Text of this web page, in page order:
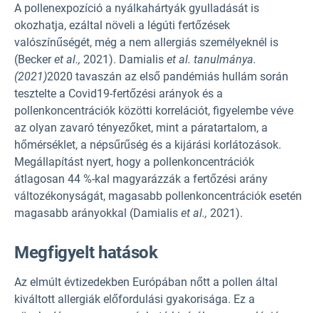
A pollenexpozíció a nyálkahártyák gyulladását is
okozhatja, ezáltal növeli a légúti fertőzések
valószínűségét, még a nem allergiás személyeknél is
(Beckeret al., 2021). Damialis et al. tanulmánya.
(2021)2020 tavaszán az első pandémiás hullám során
tesztelte a Covid19-fertőzési arányok és a
pollenkoncentrációk közötti korrelációt, figyelembe véve
az olyan zavaró tényezőket, mint a páratartalom, a
hőmérséklet, a népsűrűség és a kijárási korlátozások.
Megállapítást nyert, hogy a pollenkoncentrációk
átlagosan 44 %-kal magyarázzák a fertőzési arány
változékonyságát, magasabb pollenkoncentrációk esetén
magasabb arányokkal (Damialis et al., 2021).
Megfigyelt hatások
Az elmúlt évtizedekben Európában nőtt a pollen által
kiváltott allergiák előfordulási gyakorisága. Ez a